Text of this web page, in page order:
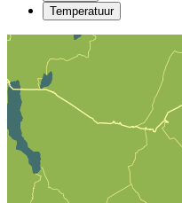
Temperatuur